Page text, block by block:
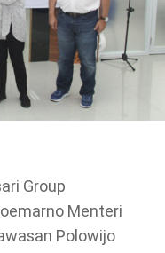
Group
Menteri
Polowijo